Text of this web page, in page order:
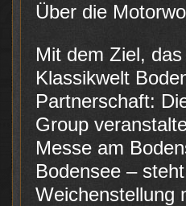
Über die
Mit dem Ziel,
Klassikwelt
Partnerschaft:
Group
Messe am
Bodensee –
Weichenstellung